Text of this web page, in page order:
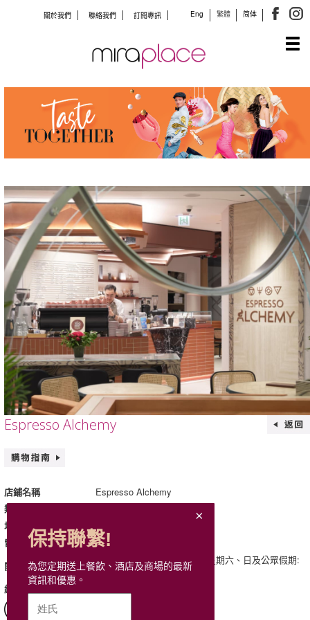
Eng 繁體 简体
關於我們 聯絡我們 訂閱專訊
Espresso Alchemy
店鋪名稱 Espresso Alchemy
類別
地址 113B, L1, Mira Place 1
電話 2674 1838
開放時間
星期一至五: 08:00 - 20:30 ; 星期六、日及公眾假期:
10:00 - 20:30
網站
保持聯繫!
為您定期送上餐飲、酒店及商場的最新
資訊和優惠。